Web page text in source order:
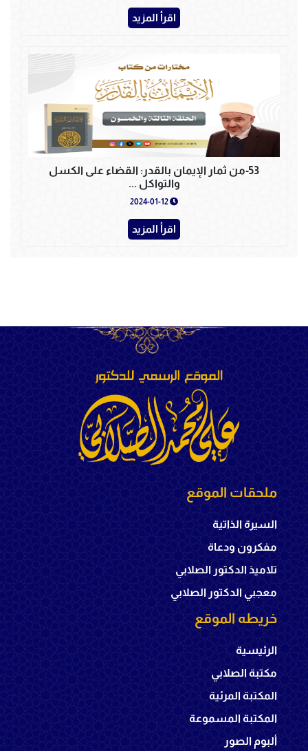
اقرأ المزيد
53-من ثمار الإيمان بالقدر: القضاء على الكسل
والتواكل ...
اقرأ المزيد
ملحقات الموقع
السيرة الذاتية
مفكرون ودعاة
تلاميذ الدكتور الصلابي
معجبي الدكتور الصلابي
خريطه الموقع
الرئيسية
مكتبة الصلابي
المكتبة المرئية
المكتبة المسموعة
ألبوم الصور